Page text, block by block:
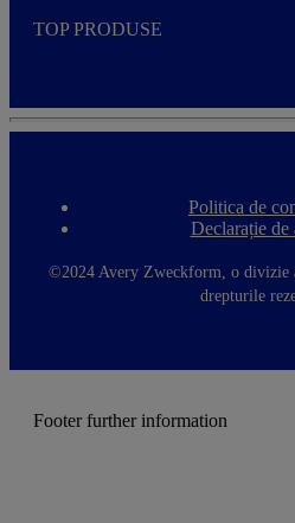
TOP PRODUSE
F
o
t
e
Politica de
Declarație de
©2024 Avery Zweckform, o divizie
drepturile
Footer further information